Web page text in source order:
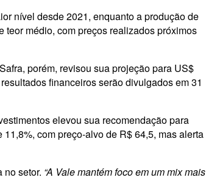
nível desde 2021, enquanto a produção de
teor médio, com preços realizados próximos
porém, revisou sua projeção para US$
financeiros serão divulgados em 31
elevou sua recomendação para
com preço-alvo de R$ 64,5, mas alerta
no setor. “A Vale mantém foco em um mix mais